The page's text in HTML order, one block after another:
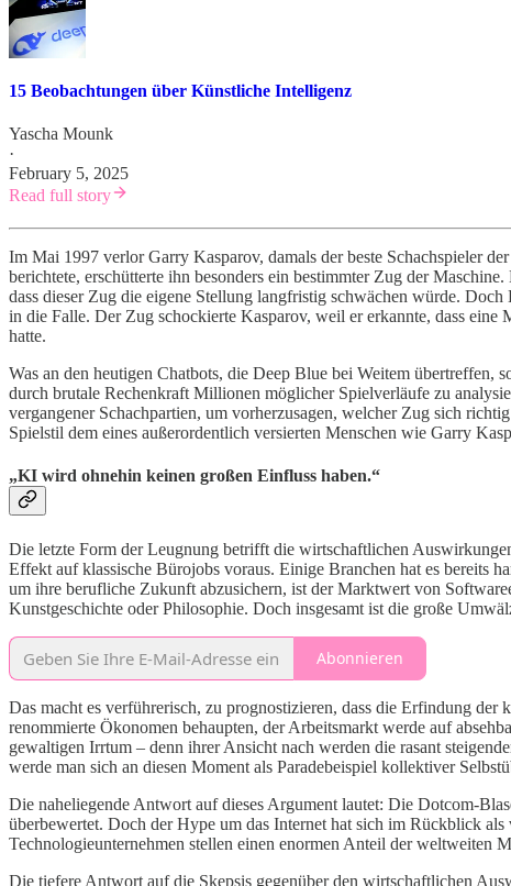
15 Beobachtungen über Künstliche Intelligenz
Yascha Mounk
·
February 5, 2025
Read full story
Im Mai 1997 verlor Garry Kasparov, damals der beste Schachspieler
berichtete, erschütterte ihn besonders ein bestimmter Zug der
dass dieser Zug die eigene Stellung langfristig schwächen würde.
in die Falle. Der Zug schockierte Kasparov, weil er erkannte, dass
hatte.
Was an den heutigen Chatbots, die Deep Blue bei Weitem übertreffen,
durch brutale Rechenkraft Millionen möglicher Spielverläufe zu
vergangener Schachpartien, um vorherzusagen, welcher Zug sich
Spielstil dem eines außerordentlich versierten Menschen wie Garry
„KI wird ohnehin keinen großen Einfluss haben.“
Die letzte Form der Leugnung betrifft die wirtschaftlichen
Effekt auf klassische Bürojobs voraus. Einige Branchen hat es bereits
um ihre berufliche Zukunft abzusichern, ist der Marktwert von
Kunstgeschichte oder Philosophie. Doch insgesamt ist die große
Abonnieren
Das macht es verführerisch, zu prognostizieren, dass die Erfindung
renommierte Ökonomen behaupten, der Arbeitsmarkt werde auf
gewaltigen Irrtum – denn ihrer Ansicht nach werden die rasant
werde man sich an diesen Moment als Paradebeispiel kollektiver
Die naheliegende Antwort auf dieses Argument lautet: Die Dotcom-
überbewertet. Doch der Hype um das Internet hat sich im Rückblick
Technologieunternehmen stellen einen enormen Anteil der weltweiten
Die tiefere Antwort auf die Skepsis gegenüber den wirtschaftlichen